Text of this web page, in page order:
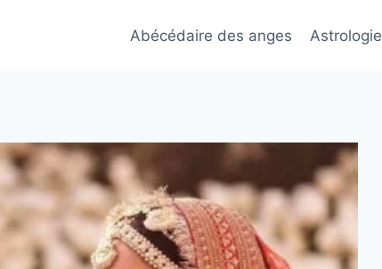
Abécédaire des anges Astrologie